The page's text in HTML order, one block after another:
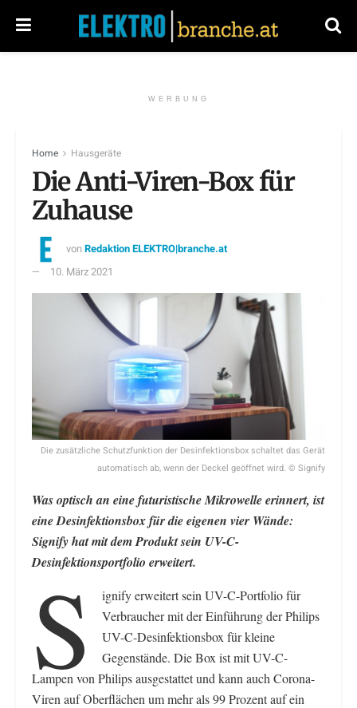
WERBUNG
Home Hausgeräte
Die Anti-Viren-Box für
Zuhause
vonRedaktion ELEKTRO|branche.at
10. März 2021
Die zusätzliche Schutzfunktion der Desinfektionsbox schaltet das Gerät
automatisch ab, wenn der Deckel geöffnet wird. © Signify
Was optisch an eine futuristische Mikrowelle erinnert, ist
eine Desinfektionsbox für die eigenen vier Wände:
Signify hat mit dem Produkt sein UV-C-
Desinfektionsportfolio erweitert.
S
ignify erweitert sein UV-C-Portfolio für
Verbraucher mit der Einführung der Philips
UV-C-Desinfektionsbox für kleine
Gegenstände. Die Box ist mit UV-C-
Lampen von Philips ausgestattet und kann auch Corona-
Viren auf Oberflächen um mehr als 99 Prozent auf ein